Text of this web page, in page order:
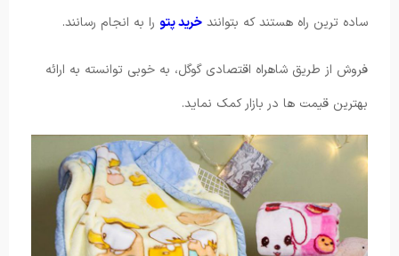
ساده ترین راه هستند که بتوانند خرید پتو را به انجام رسانند.
فروش از طریق شاهراه اقتصادی گوگل، به خوبی توانسته به ارائه
بهترین قیمت ها در بازار کمک نماید.